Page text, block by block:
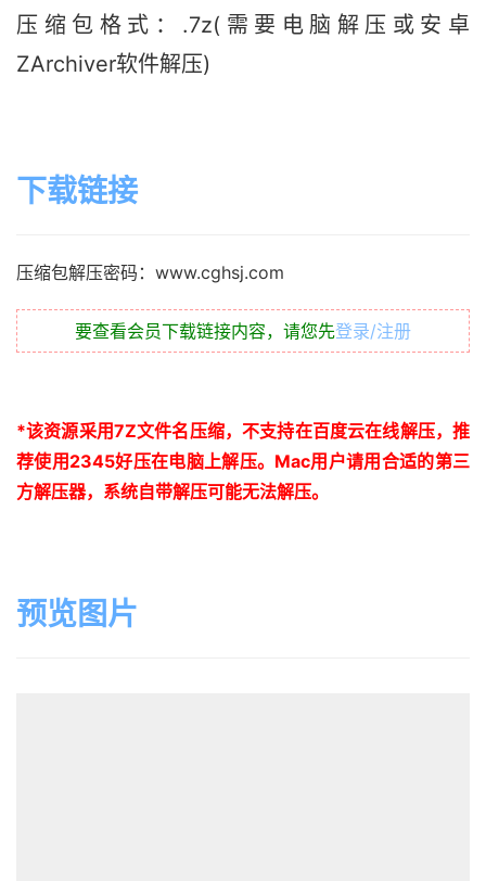
压缩包格式：.7z(需要电脑解压或安卓
ZArchiver软件解压)
下载链接
压缩包解压密码：www.cghsj.com
要查看会员下载链接内容，请您先登录/注册
*该资源采用7Z文件名压缩，不支持在百度云在线解压，推
荐使用2345好压在电脑上解压。 Mac用户请用合适的第三
方解压器，系统自带解压可能无法解压。
预览图片